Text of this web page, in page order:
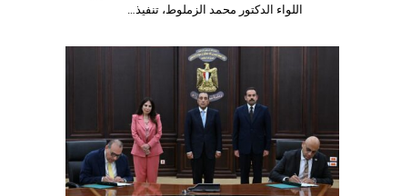
اللواء الدكتور محمد الزملوط، تنفيذ…